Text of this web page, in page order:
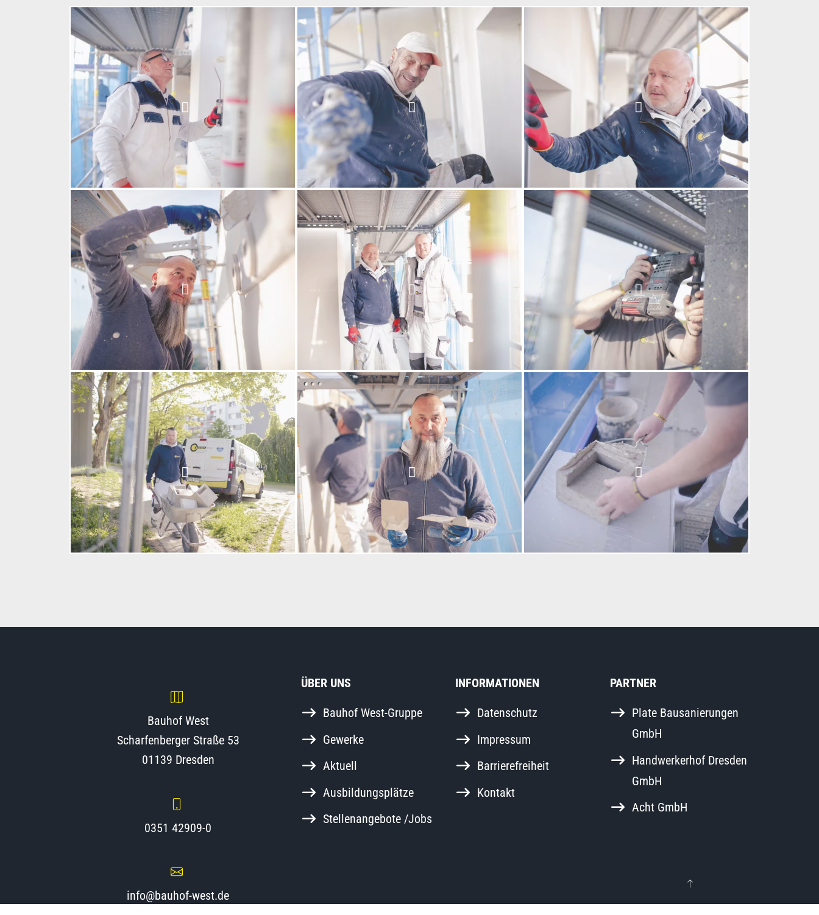
Bauhof West
Scharfenberger Straße 53
01139 Dresden
0351 42909-0
info@bauhof-west.de
ÜBER UNS
Bauhof West-Gruppe
Gewerke
Aktuell
Ausbildungsplätze
Stellenangebote /Jobs
INFORMATIONEN
Datenschutz
Impressum
Barrierefreiheit
Kontakt
PARTNER
Plate Bausanierungen
GmbH
Handwerkerhof Dresden
GmbH
Acht GmbH